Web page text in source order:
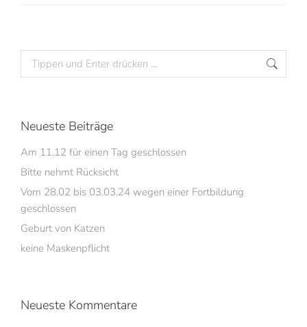
Neueste Beiträge
Am 11.12 für einen Tag geschlossen
Bitte nehmt Rücksicht
Vom 28.02 bis 03.03.24 wegen einer Fortbildung
geschlossen
Geburt von Katzen
keine Maskenpflicht
Neueste Kommentare